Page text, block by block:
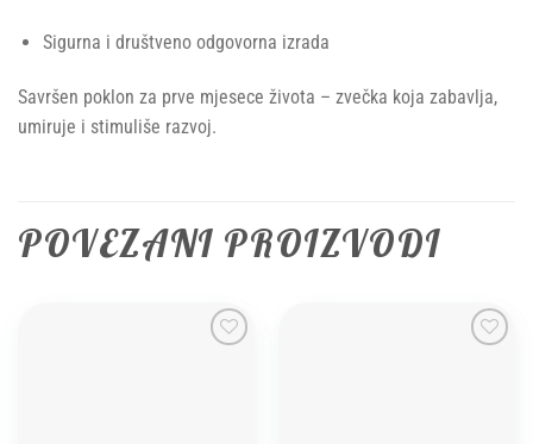
Sigurna i društveno odgovorna izrada
Savršen poklon za prve mjesece života – zvečka koja zabavlja,
umiruje i stimuliše razvoj.
POVEZANI PROIZVODI